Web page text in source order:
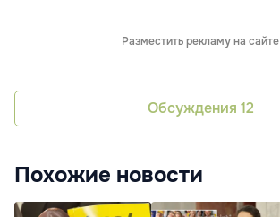
Разместить рекламу на сайте
Обсуждения 12
Похожие новости